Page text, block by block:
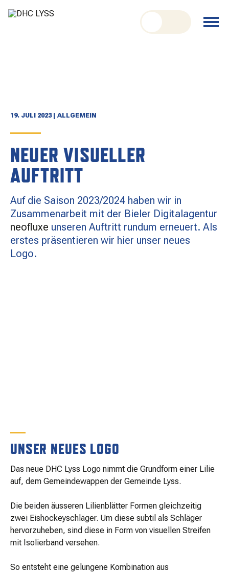
Menü
öffnen
schliessen
GESCHICHTE
TEAM
SPIELPLAN
RESULTATE
MATCHBESUCH
19. JULI 2023 | ALLGEMEIN
NEUER VISUELLER
AUFTRITT
Auf die Saison 2023/2024 haben wir in
Zusammenarbeit mit der Bieler Digitalagentur
neofluxe unseren Auftritt rundum erneuert. Als
erstes präsentieren wir hier unser neues
Logo.
UNSER NEUES LOGO
Das neue DHC Lyss Logo nimmt die Grundform einer Lilie
auf, dem Gemeindewappen der Gemeinde Lyss.
Die beiden äusseren Lilienblätter Formen gleichzeitig
zwei Eishockeyschläger. Um diese subtil als Schläger
hervorzuheben, sind diese in Form von visuellen Streifen
mit Isolierband versehen.
So entsteht eine gelungene Kombination aus